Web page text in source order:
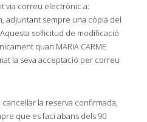
via correu electrònic a:
adjuntant sempre una còpia del
sol·licitud de modificació
quan MARIA CARME
la seva acceptació per correu
la reserva confirmada,
que es faci abans dels 90